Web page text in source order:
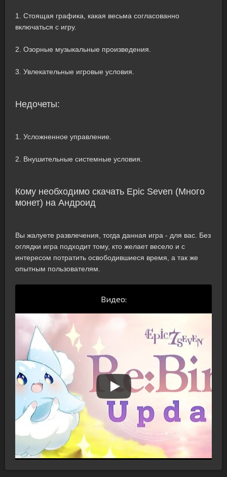
1. Стоящая графика, какая весьма согласованно
включаться с игру.
2. Озорные музыкальные произведения.
3. Увлекательные игровые условия.
Недочеты:
1. Усложненное управление.
2. Внушительные системные условия.
Кому необходимо скачать Epic Seven (Много
монет) на Андроид
Вы жалуете развлечения, тогда данная игра - для вас. Без
оглядки игра подходит тому, кто желает весело и с
интересом потратить освободившиеся время, а так же
опытным пользователям.
Видео: